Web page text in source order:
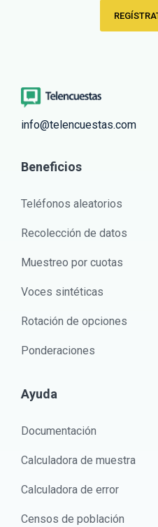
info@telencuestas.com
Beneficios
Teléfonos aleatorios
Recolección de datos
Muestreo por cuotas
Voces sintéticas
Rotación de opciones
Ponderaciones
Ayuda
Documentación
Calculadora de muestra
Calculadora de error
Censos de población